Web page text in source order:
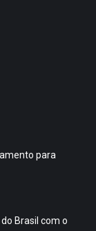
para
Brasil com o